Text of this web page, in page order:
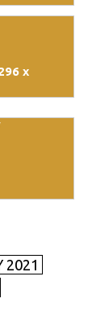
x
2021